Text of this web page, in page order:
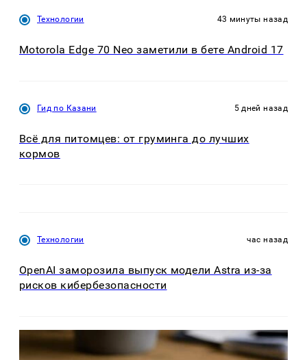
Технологии 43 минуты назад
Motorola Edge 70 Neo заметили в бете Android 17
Гид по Казани 5 дней назад
Всё для питомцев: от груминга до лучших
кормов
Технологии час назад
OpenAI заморозила выпуск модели Astra из-за
рисков кибербезопасности